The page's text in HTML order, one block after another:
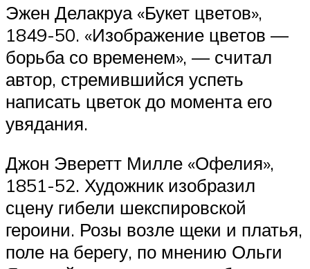
Эжен Делакруа «Букет цветов»,
1849-50. «Изображение цветов —
борьба со временем», — считал
автор, стремившийся успеть
написать цветок до момента его
увядания.
Джон Эверетт Милле «Офелия»,
1851-52. Художник изобразил
сцену гибели шекспировской
героини. Розы возле щеки и платья,
поле на берегу, по мнению Ольги